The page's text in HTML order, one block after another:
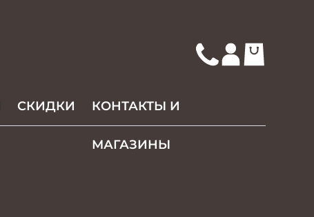
СКИДКИ КОНТАКТЫ И
МАГАЗИНЫ